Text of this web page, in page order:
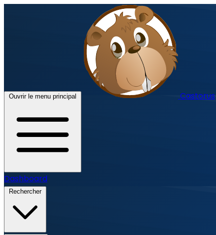
Ouvrir le menu principal Castorus
Dashboard
Rechercher